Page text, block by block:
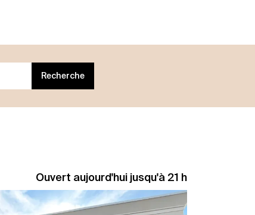
Recherche
Ouvert aujourd'hui jusqu'à 21 h